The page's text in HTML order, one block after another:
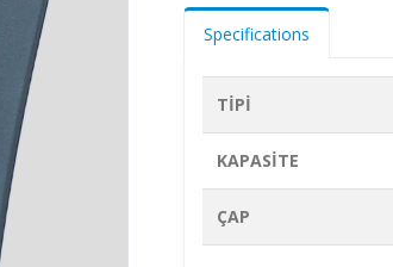
Specifications
TİPİ
KAPASİTE
ÇAP